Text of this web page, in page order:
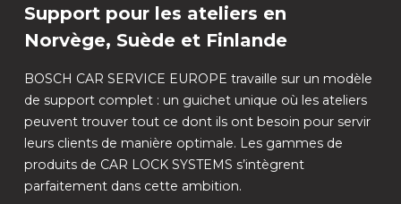
Support pour les ateliers en
Norvège, Suède et Finlande
BOSCH CAR SERVICE EUROPE travaille sur un modèle
de support complet : un guichet unique où les ateliers
peuvent trouver tout ce dont ils ont besoin pour servir
leurs clients de manière optimale. Les gammes de
produits de CAR LOCK SYSTEMS s’intègrent
parfaitement dans cette ambition.